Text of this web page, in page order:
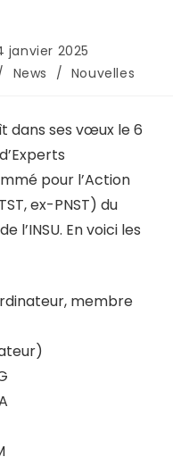
janvier 2025
News / Nouvelles
dans ses vœux le 6
pour l’Action
ex-PNST) du
l’INSU. En voici les
membre